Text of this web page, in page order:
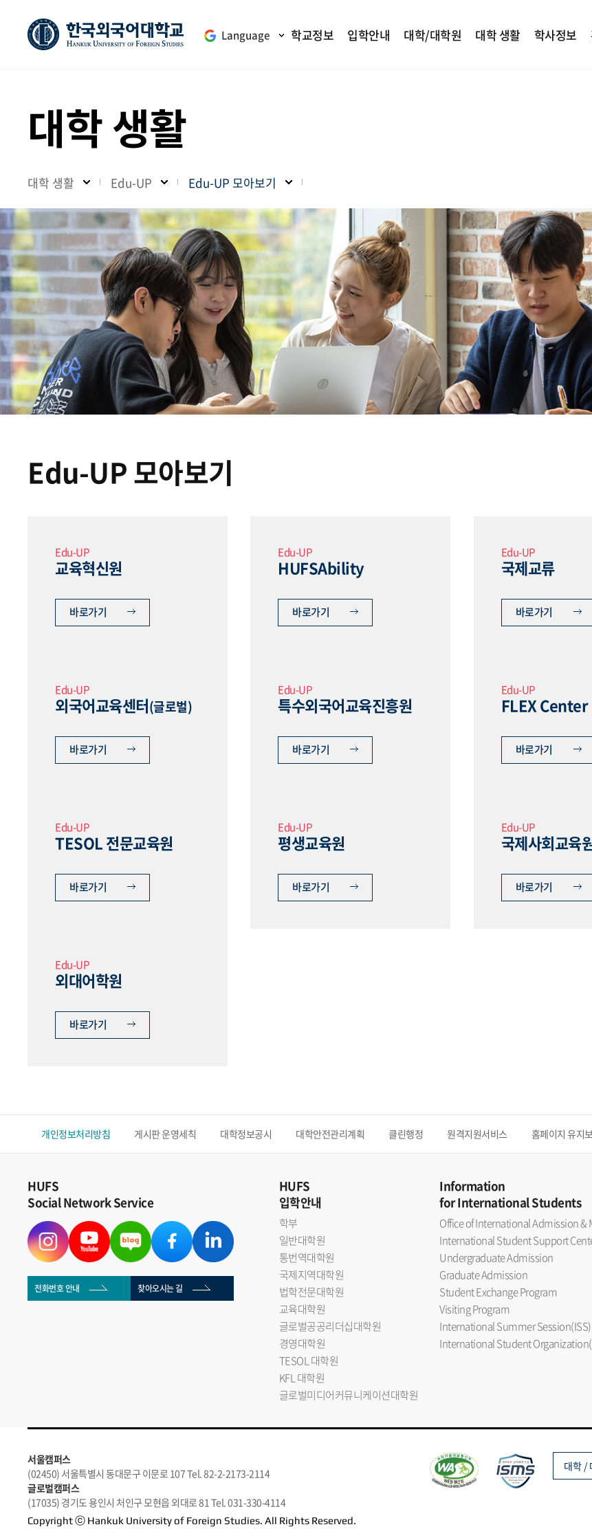
Language 학교정보 입학안내 대학/대학원 대학 생활 학사정보
대학 생활
대학 생활 Edu-UP Edu-UP 모아보기
Edu-UP 모아보기
Edu-UP
교육혁신원
바로가기
Edu-UP
HUFSAbility
바로가기
Edu-UP
국제교류
바로가기
Edu-UP
외국어교육센터(글로벌)
바로가기
Edu-UP
특수외국어교육진흥원
바로가기
Edu-UP
FLEX Center
바로가기
Edu-UP
TESOL 전문교육원
바로가기
Edu-UP
평생교육원
바로가기
Edu-UP
국제사회교육
바로가기
Edu-UP
외대어학원
바로가기
개인정보처리방침 게시판 운영세칙 대학정보공시 대학안전관리계획 클린행정 원격지원서비스 홈페이지 유지
HUFS
Social Network Service
전화번호 안내 찾아오시는 길
HUFS
입학안내
학부
일반대학원
통번역대학원
국제지역대학원
법학전문대학원
교육대학원
글로벌공공리더십대학원
경영대학원
TESOL 대학원
KFL 대학원
글로벌미디어커뮤니케이션대학원
Information
for International Students
Office of International Admission &
International Student Support
Undergraduate Admission
Graduate Admission
Student Exchange Program
Visiting Program
International Summer Session(ISS)
International Student
서울캠퍼스
(02450) 서울특별시 동대문구 이문로 107 Tel. 82-2-2173-2114
글로벌캠퍼스
(17035) 경기도 용인시 처인구 모현읍 외대로 81 Tel. 031-330-4114
Copyright ⓒ Hankuk University of Foreign Studies. All Rights Reserved.
대학 /